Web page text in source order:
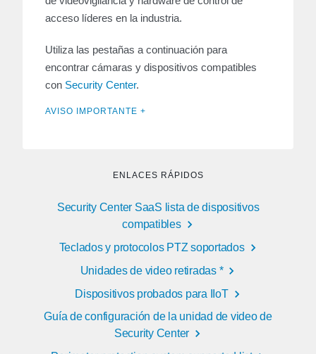
acceso líderes en la industria.
Utiliza las pestañas a continuación para
encontrar cámaras y dispositivos compatibles
con Security Center.
AVISO IMPORTANTE +
ENLACES RÁPIDOS
Security Center SaaS lista de dispositivos
compatibles
Teclados y protocolos PTZ soportados
Unidades de video retiradas *
Dispositivos probados para IIoT
Guía de configuración de la unidad de video de
Security Center